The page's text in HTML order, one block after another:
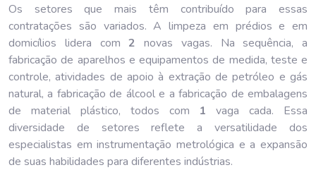
Os setores que mais têm contribuído para essas
contratações são variados. A limpeza em prédios e em
domicílios lidera com2 novas vagas. Na sequência, a
fabricação de aparelhos e equipamentos de medida, teste e
controle, atividades de apoio à extração de petróleo e gás
natural, a fabricação de álcool e a fabricação de embalagens
de material plástico, todos com 1 vaga cada. Essa
diversidade de setores reflete a versatilidade dos
especialistas em instrumentação metrológica e a expansão
de suas habilidades para diferentes indústrias.